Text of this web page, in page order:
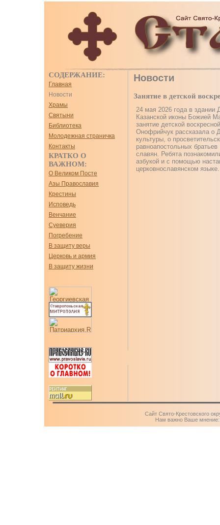
СОДЕРЖАНИЕ:
Главная
Новости
Храмы
Святыни
Библиотека
Молодежная страничка
Контакты
КРАТКО О
ВАЖНОМ:
О Великом Посте
Азы Православия
Крестины
Исповедь
Венчание
Суеверия
Погребение
В защиту веры
Церковь и армия
В защиту жизни
Новости
Занятие в детской
24 мая 2026 года в
Казанской иконы Божией
занятие детской
Онофрийчук рассказала о
культуры, о
равноапостольных
славян. Ребята
азбукой и с помощью
церковнославянском языке.
Сайт Свято-Крестовского
Нам важно Ваше